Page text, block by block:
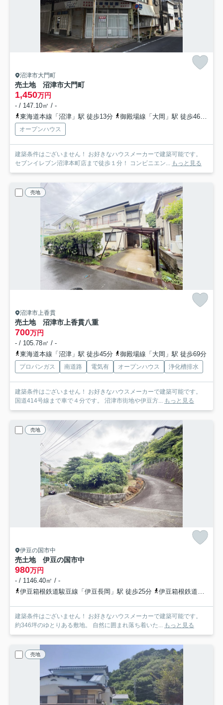
沼津市大門町
売土地 沼津市大門町
1,450万円
- / 147.10㎡ / -
東海道本線「沼津」駅 徒歩13分
御殿場線「大岡」駅 徒歩46分
オープンハウス
建築条件はございません！ お好きなハウスメーカーで建築可能です。
セブンイレブン沼津本町店まで徒歩１分！ コンビニエン... もっと見る
売地
沼津市上香貫
売土地 沼津市上香貫八重
700万円
- / 105.78㎡ / -
東海道本線「沼津」駅 徒歩45分
御殿場線「大岡」駅 徒歩69分
プロパンガス 南道路 電気有 オープンハウス 浄化槽排水
建築条件はございません！ お好きなハウスメーカーで建築可能です。
国道414号線まで車で４分です。 沼津市街地や伊豆方... もっと見る
売地
伊豆の国市中
売土地 伊豆の国市中
980万円
- / 1146.40㎡ / -
伊豆箱根鉄道駿豆線「伊豆長岡」駅 徒歩25分
伊豆箱根鉄道駿豆線「田京」駅 徒歩38分
建築条件はございません！ お好きなハウスメーカーで建築可能です。
約346坪のゆとりある敷地。 自然に囲まれ落ち着いた... もっと見る
売地